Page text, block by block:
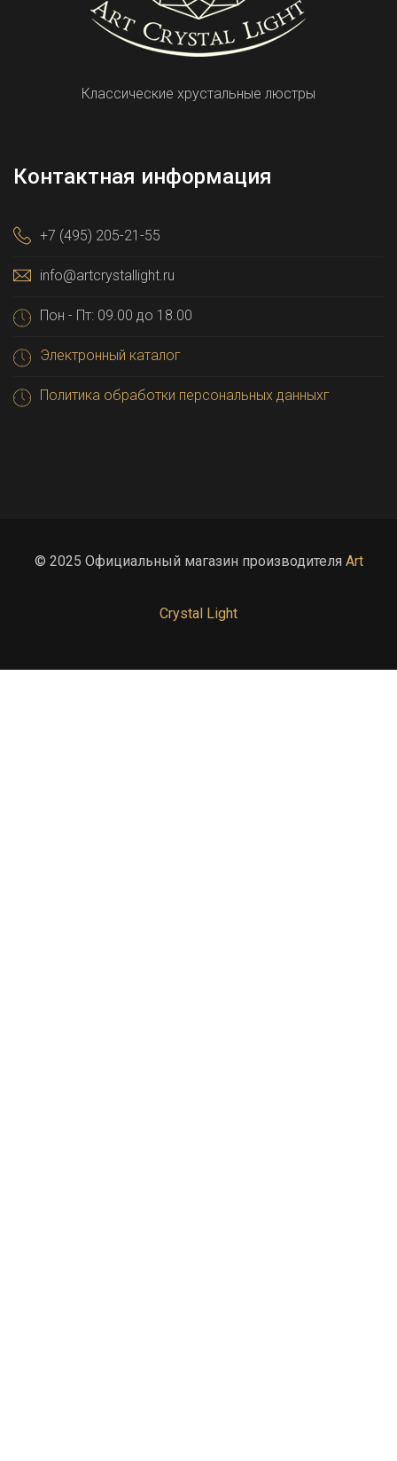
Классические хрустальные люстры
Контактная информация
+7 (495) 205-21-55
info@artcrystallight.ru
Пон - Пт: 09.00 до 18.00
Электронный каталог
Политика обработки персональных данныхг
© 2025 Официальный магазин производителя Art
Crystal Light